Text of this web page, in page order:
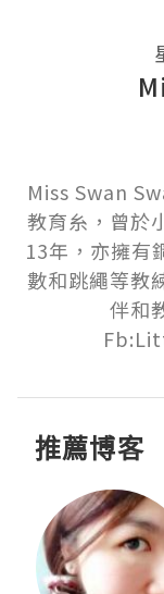
Miss Swan
教育糸，曾於
13年，亦擁有
數和跳繩等教
伴和
推薦博客